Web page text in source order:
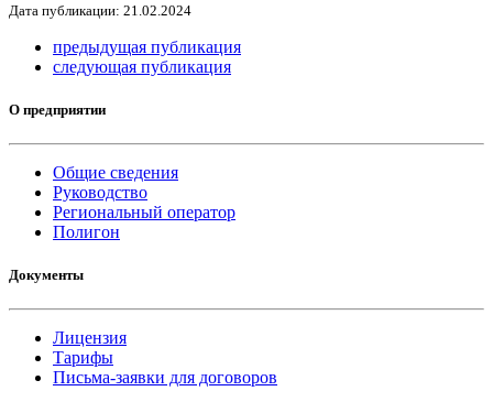
Дата публикации: 21.02.2024
предыдущая публикация
следующая публикация
О предприятии
Общие сведения
Руководство
Региональный оператор
Полигон
Документы
Лицензия
Тарифы
Письма-заявки для договоров